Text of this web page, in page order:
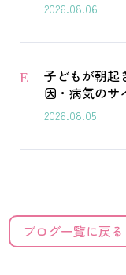
2026.08.06
E
子どもが朝起
因・病気のサ
2026.08.05
ブログ一覧に戻る